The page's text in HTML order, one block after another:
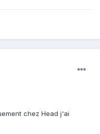
chez Head j'ai